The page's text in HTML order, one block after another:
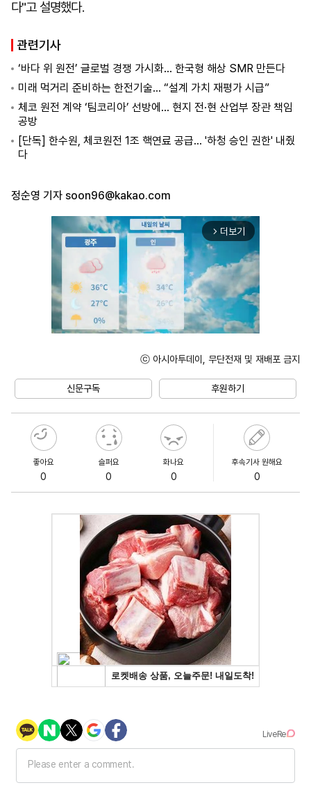
다"고 설명했다.
관련기사
‘바다 위 원전’ 글로벌 경쟁 가시화… 한국형 해상 SMR 만든다
미래 먹거리 준비하는 한전기술… “설계 가치 재평가 시급”
체코 원전 계약 ‘팀코리아’ 선방에… 현지 전·현 산업부 장관 책임
공방
[단독] 한수원, 체코원전 1조 핵연료 공급… '하청 승인 권한' 내줬
다
정순영 기자 soon96@kakao.com
arrow_forward_ios 더보기
ⓒ 아시아투데이, 무단전재 및 재배포 금지
신문구독 후원하기
좋아요
0
슬퍼요
0
화나요
0
후속기사 원해요
0